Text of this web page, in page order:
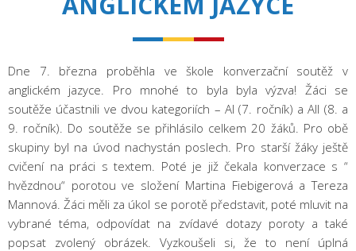
Dne 7. března proběhla ve škole konverzační soutěž v
anglickém jazyce. Pro mnohé to byla byla výzva! Žáci se
soutěže účastnili ve dvou kategoriích – AI (7. ročník) a AII (8. a
9. ročník). Do soutěže se přihlásilo celkem 20 žáků. Pro obě
skupiny byl na úvod nachystán poslech. Pro starší žáky ještě
cvičení na práci s textem. Poté je již čekala konverzace s “
hvězdnou“ porotou ve složení Martina Fiebigerová a Tereza
Mannová. Žáci měli za úkol se porotě představit, poté mluvit na
vybrané téma, odpovídat na zvídavé dotazy poroty a také
popsat zvolený obrázek. Vyzkoušeli si, že to není úplná